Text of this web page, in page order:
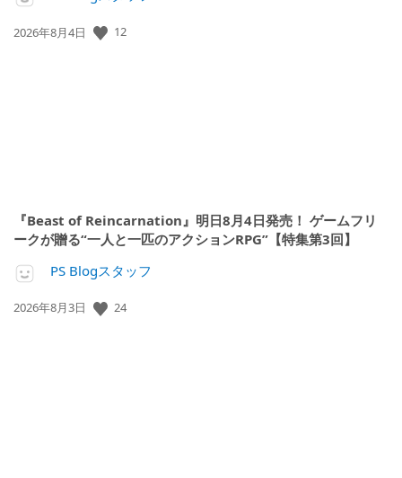
公
2026年8月4日 12
『Beast of Reincarnation』明日8月4日発売！ ゲームフリ
ークが贈る“一人と一匹のアクションRPG”【特集第3回】
PS Blogスタッフ
公
2026年8月3日 24